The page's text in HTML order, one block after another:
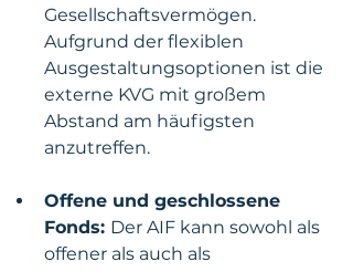
Gesellschaftsvermögen.
Aufgrund der flexiblen
Ausgestaltungsoptionen ist die
externe KVG mit großem
Abstand am häufigsten
anzutreffen.
Offene und geschlossene
Fonds: Der AIF kann sowohl als
offener als auch als